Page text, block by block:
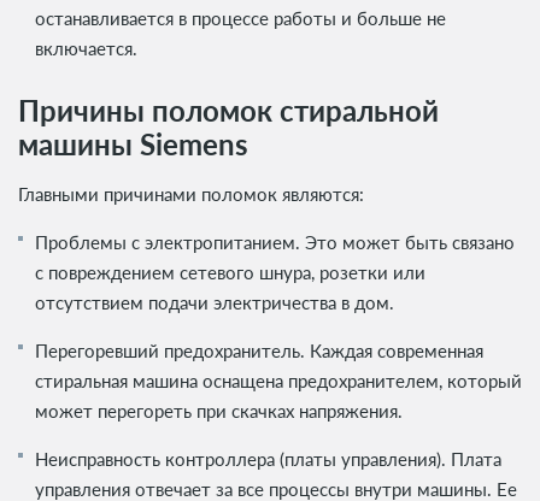
останавливается в процессе работы и больше не
включается.
Причины поломок стиральной
машины Siemens
Главными причинами поломок являются:
Проблемы с электропитанием. Это может быть связано
с повреждением сетевого шнура, розетки или
отсутствием подачи электричества в дом.
Перегоревший предохранитель. Каждая современная
стиральная машина оснащена предохранителем, который
может перегореть при скачках напряжения.
Неисправность контроллера (платы управления). Плата
управления отвечает за все процессы внутри машины. Ее